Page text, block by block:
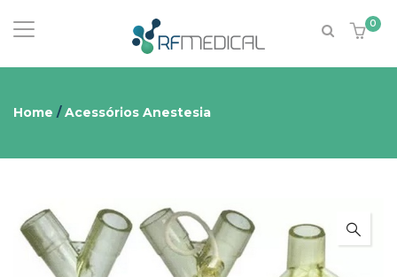
0
Home /Acessórios Anestesia